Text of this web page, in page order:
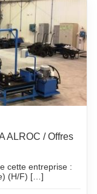
ALROC / Offres
cette entreprise :
(H/F) […]